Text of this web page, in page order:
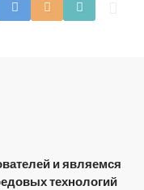
и являемся
технологий